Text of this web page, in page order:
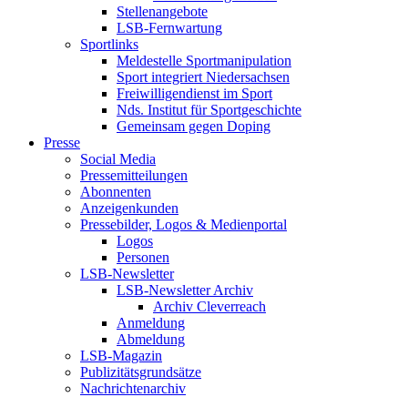
Stellenangebote
LSB-Fernwartung
Sportlinks
Meldestelle Sportmanipulation
Sport integriert Niedersachsen
Freiwilligendienst im Sport
Nds. Institut für Sportgeschichte
Gemeinsam gegen Doping
Presse
Social Media
Pressemitteilungen
Abonnenten
Anzeigenkunden
Pressebilder, Logos & Medienportal
Logos
Personen
LSB-Newsletter
LSB-Newsletter Archiv
Archiv Cleverreach
Anmeldung
Abmeldung
LSB-Magazin
Publizitätsgrundsätze
Nachrichtenarchiv